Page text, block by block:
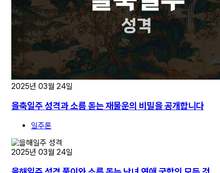
2025년 03월 24일
을축일주 성격과 소름 돋는 재물운의 비밀을 공개합니다
일주론
2025년 03월 24일